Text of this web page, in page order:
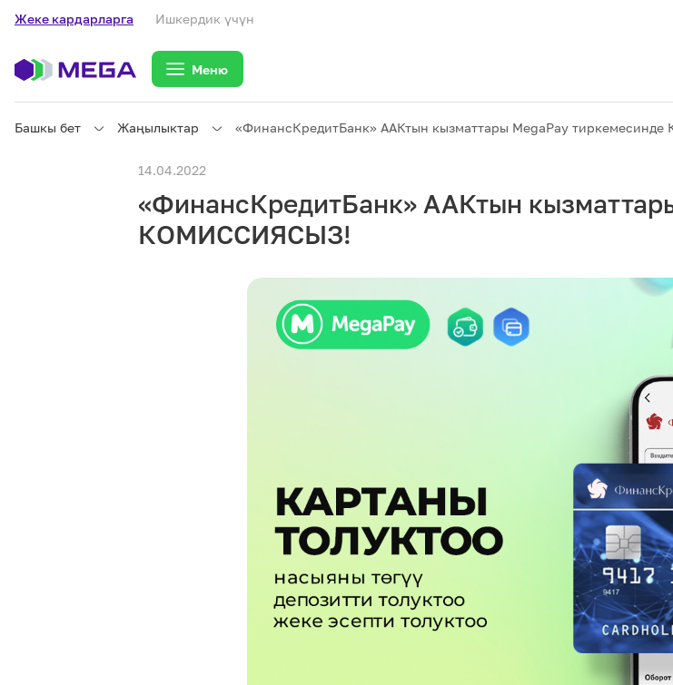
Жеке кардарларга Ишкердик үчүн
Меню
Жеке кардарларга
Жеке кардарларга
Акциялар
Жаңылыктар
Башкы бет Жаңылыктар «ФинансКредитБанк» ААКтын кызматтары MegaPay
14.04.2022
«ФинансКредитБанк» ААКтын
КОМИССИЯСЫЗ!